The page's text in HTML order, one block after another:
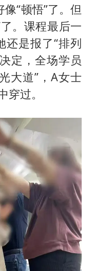
“顿悟”了。但
。课程最后一
还是报了“排列
定，全场学员
大道”，A女士
穿过。